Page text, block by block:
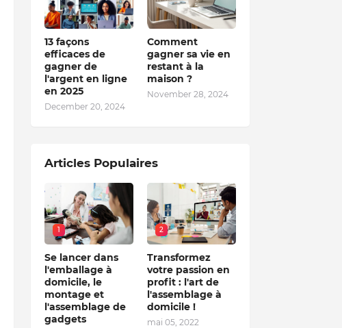
13 façons
efficaces de
gagner de
l'argent en ligne
en 2025
December 20, 2024
Comment
gagner sa vie en
restant à la
maison ?
November 28, 2024
Articles Populaires
1
Se lancer dans
l'emballage à
domicile, le
montage et
l'assemblage de
gadgets
2
Transformez
votre passion en
profit : l'art de
l'assemblage à
domicile !
mai 05, 2022